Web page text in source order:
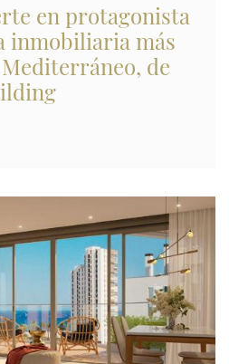
en protagonista
inmobiliaria más
de